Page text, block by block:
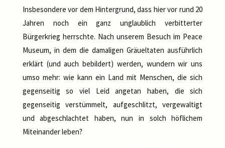
Insbesondere vor dem Hintergrund, dass hier vor rund 20
Jahren noch ein ganz unglaublich verbitterter
Bürgerkrieg herrschte. Nach unserem Besuch im Peace
Museum, in dem die damaligen Gräueltaten ausführlich
erklärt (und auch bebildert) werden, wundern wir uns
umso mehr: wie kann ein Land mit Menschen, die sich
gegenseitig so viel Leid angetan haben, die sich
gegenseitig verstümmelt, aufgeschlitzt, vergewaltigt
und abgeschlachtet haben, nun in solch höflichem
Miteinander leben?